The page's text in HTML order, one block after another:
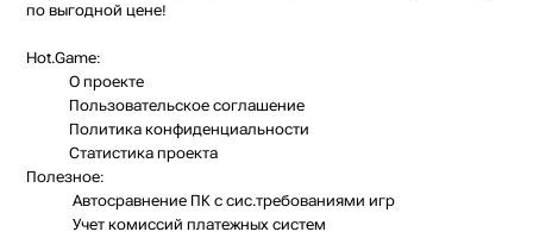
по выгодной цене!
Hot.Game:
О проекте
Пользовательское соглашение
Политика конфиденциальности
Статистика проекта
Полезное:
Автосравнение ПК с сис.требованиями игр
Учет комиссий платежных систем